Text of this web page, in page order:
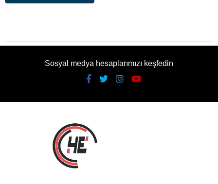
Sosyal medya hesaplarımızı keşfedin